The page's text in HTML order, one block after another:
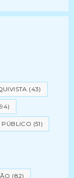
(43)
(51)
(82)